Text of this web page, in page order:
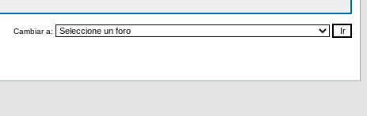
Cambiar a: